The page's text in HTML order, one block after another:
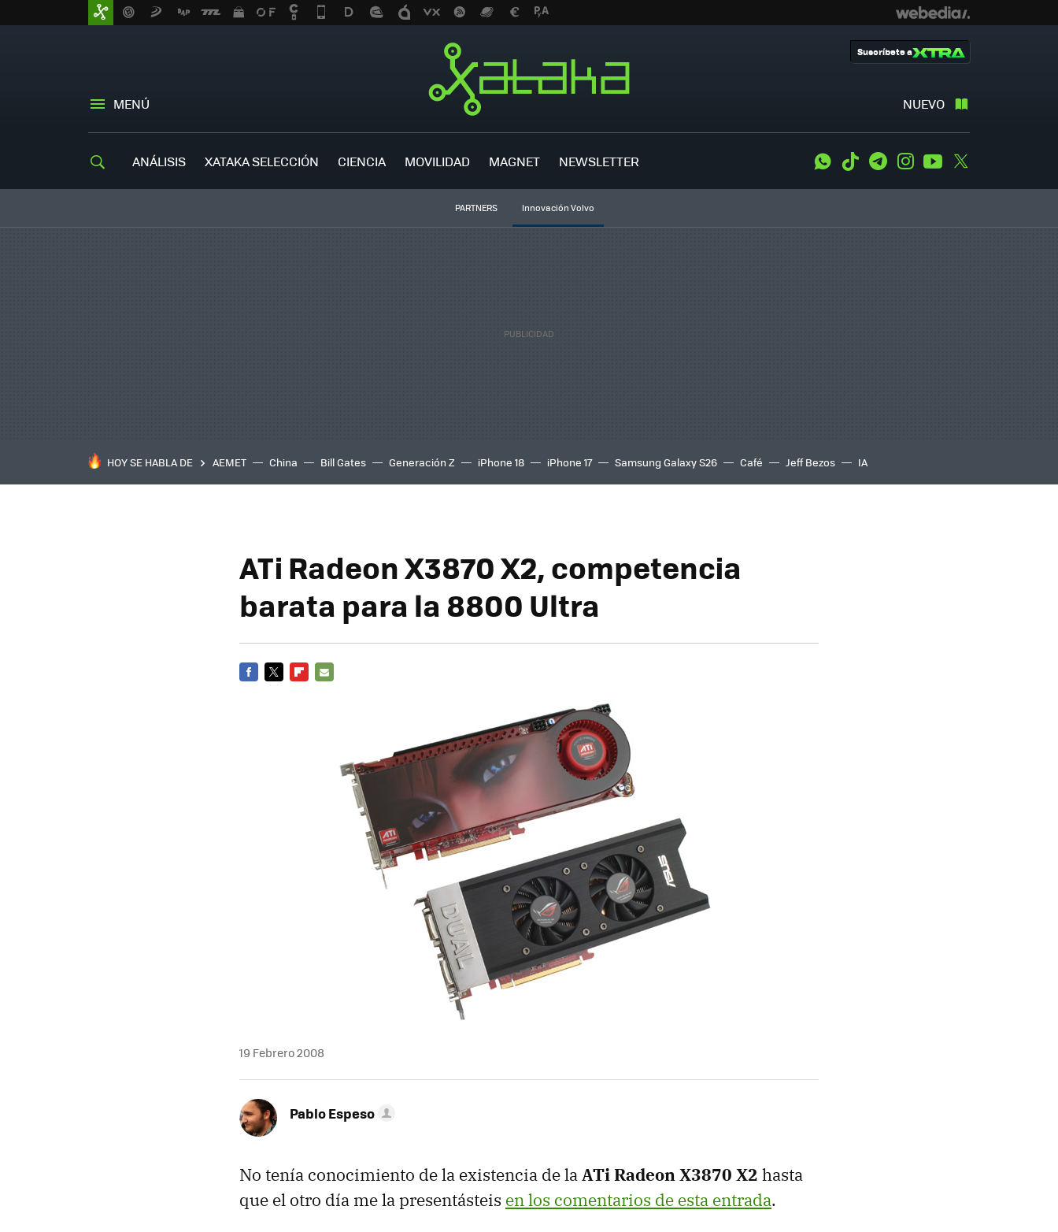
MENÚ NUEVO
Suscríbete a
ANÁLISIS XATAKA SELECCIÓN CIENCIA MOVILIDAD MAGNET NEWSLETTER WhatsApp
Tiktok TelegramInstagramYoutube
PARTNERS Innovación Volvo
HOY SE HABLA DE AEMET China Bill Gates Generación Z iPhone 18 iPhone 17 Samsung Galaxy S26 Café Jeff Bezos IA
ATi Radeon X3870 X2, competencia
barata para la 8800 Ultra
19 Febrero 2008
Pablo Espeso
No tenía conocimiento de la existencia de laATi Radeon X3870 X2 hasta
que el otro día me la presentásteis en los comentarios de esta entrada.